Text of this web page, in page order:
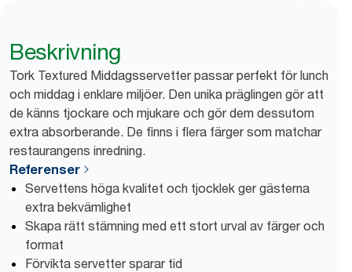
Beskrivning
Tork Textured Middagsservetter passar perfekt för lunch
och middag i enklare miljöer. Den unika präglingen gör att
de känns tjockare och mjukare och gör dem dessutom
extra absorberande. De finns i flera färger som matchar
restaurangens inredning.
Referenser
Servettens höga kvalitet och tjocklek ger gästerna
extra bekvämlighet
Skapa rätt stämning med ett stort urval av färger och
format
Förvikta servetter sparar tid